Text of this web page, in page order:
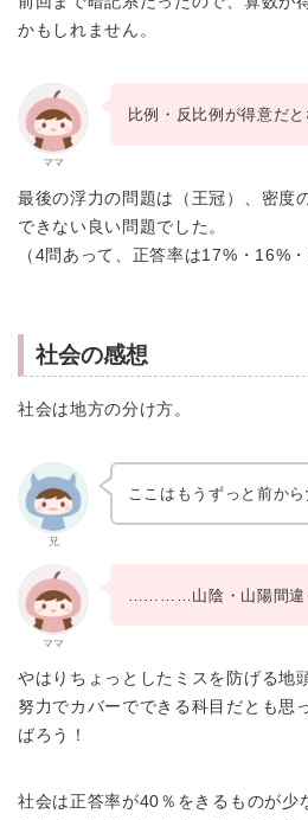
かもしれません。
ママ
比例・反比例が得意だと
最後の浮力の問題は（王冠）、密度
できない良い問題でした。
（4問あって、正答率は17%・16%
社会の感想
社会は地方の分け方。
兄
ここはもうずっと前か
ママ
…………山陰・山陽間違
やはりちょっとしたミスを防げる地
努力でカバーでできる科目だとも思
ばろう！
社会は正答率が40％をきるものが少